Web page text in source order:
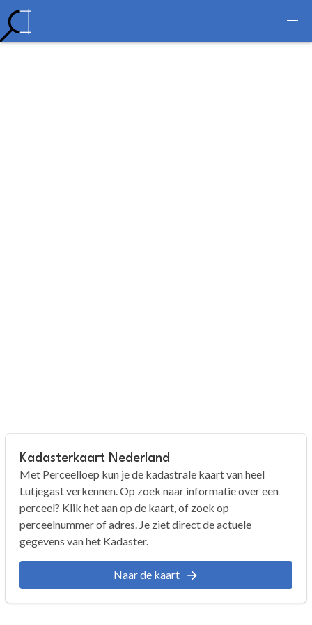
Kadasterkaart Nederland
Met Perceelloep kun je de kadastrale kaart van heel
Lutjegast verkennen. Op zoek naar informatie over een
perceel? Klik het aan op de kaart, of zoek op
perceelnummer of adres. Je ziet direct de actuele
gegevens van het Kadaster.
Naar de kaart